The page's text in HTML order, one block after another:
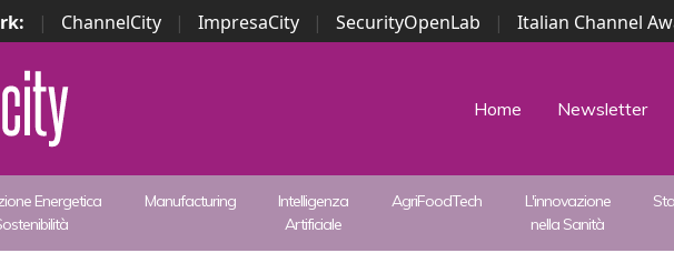
| ChannelCity | ImpresaCity | SecurityOpenLab | Italian Channel
Security Awards | ...
Home Newsletter
Energetica
Manufacturing
Intelligenza
Artificiale
AgriFoodTech
L'innovazione
nella Sanità